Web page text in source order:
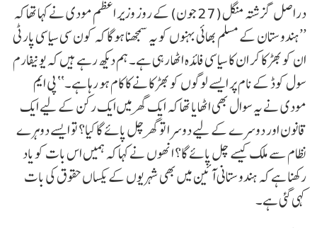
دراصل گزشتہ منگل (27 جون) کے روز وزیر اعظم مودی نے کہا تھا کہ
’’ہندوستان کے مسلم بھائی بہنوں کو یہ سمجھنا ہوگا کہ کون سی سیاسی پارٹی
ان کو بھڑکا کر ان کا سیاسی فائدہ اٹھا رہی ہے۔ ہم دیکھ رہے ہیں کہ یونیفارم
سول کوڈ کے نام پر ایسے لوگوں کو بھڑکانے کا کام ہو رہا ہے۔‘‘ پی ایم
مودی نے یہ سوال بھی اٹھایا تھا کہ ایک گھر میں ایک رکن کے لیے ایک
قانون اور دوسرے کے لیے دوسرا تو گھر چل پائے گا کیا؟ تو ایسے دوہرے
نظام سے ملک کیسے چل پائے گا؟ انھوں نے کہا کہ ہمیں اس بات کو یاد
رکھنا ہے کہ ہندوستانی آئین میں بھی شہریوں کے یکساں حقوق کی بات
کہی گئی ہے۔